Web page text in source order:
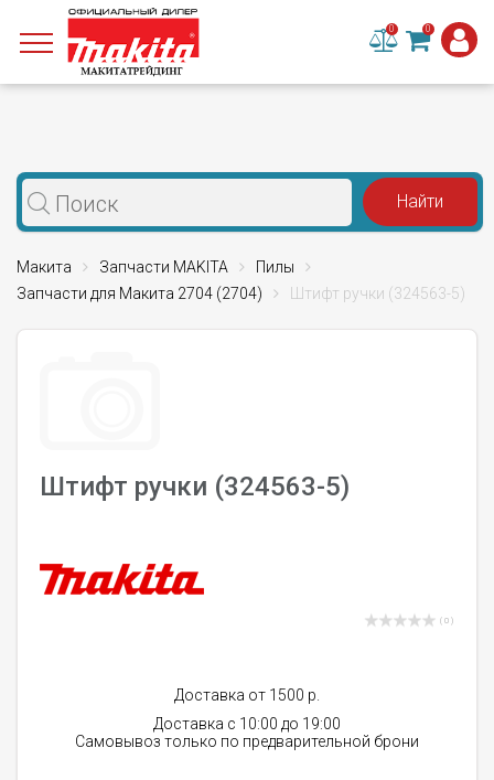
0 0
Макита Запчасти MAKITA
Пилы
Запчасти для Макита 2704 (2704)
Штифт ручки (324563-5)
Штифт ручки (324563-5)
( 0 )
Доставка от 1500 р.
Доставка с 10:00 до 19:00
Самовывоз только по предварительной брони